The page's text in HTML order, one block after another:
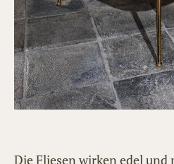
Die Fliesen wirken edel